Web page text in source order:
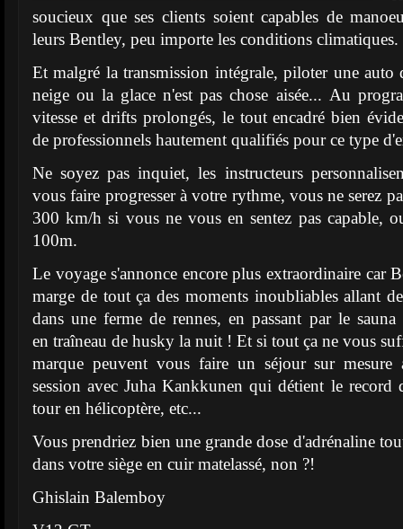
soucieux que ses clients soient capables de
leurs Bentley, peu importe les conditions climatiques.
Et malgré la transmission intégrale, piloter une
neige ou la glace n'est pas chose aisée... Au
vitesse et drifts prolongés, le tout encadré bien
de professionnels hautement qualifiés pour ce type
Ne soyez pas inquiet, les instructeurs
vous faire progresser à votre rythme, vous ne serez
300 km/h si vous ne vous en sentez pas capable,
100m.
Le voyage s'annonce encore plus extraordinaire car
marge de tout ça des moments inoubliables allant
dans une ferme de rennes, en passant par le
en traîneau de husky la nuit ! Et si tout ça ne vous
marque peuvent vous faire un séjour sur mesure
session avec Juha Kankkunen qui détient le record
tour en hélicoptère, etc...
Vous prendriez bien une grande dose d'adrénaline
dans votre siège en cuir matelassé, non ?!
Ghislain Balemboy